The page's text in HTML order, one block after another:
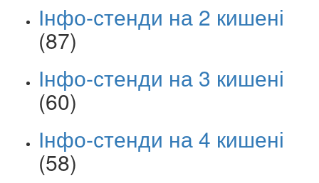
Інфо-стенди на 2 кишені
(87)
Інфо-стенди на 3 кишені
(60)
Інфо-стенди на 4 кишені
(58)